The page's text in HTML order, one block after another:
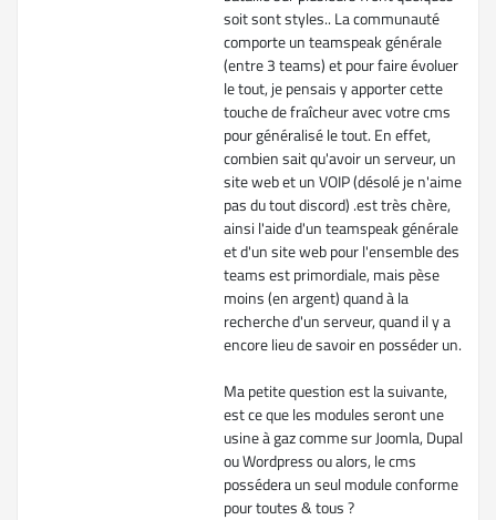
soit sont styles.. La communauté
comporte un teamspeak générale
(entre 3 teams) et pour faire évoluer
le tout, je pensais y apporter cette
touche de fraîcheur avec votre cms
pour généralisé le tout. En effet,
combien sait qu'avoir un serveur, un
site web et un VOIP (désolé je n'aime
pas du tout discord) .est très chère,
ainsi l'aide d'un teamspeak générale
et d'un site web pour l'ensemble des
teams est primordiale, mais pèse
moins (en argent) quand à la
recherche d'un serveur, quand il y a
encore lieu de savoir en posséder un.
Ma petite question est la suivante,
est ce que les modules seront une
usine à gaz comme sur Joomla, Dupal
ou Wordpress ou alors, le cms
possédera un seul module conforme
pour toutes & tous ?